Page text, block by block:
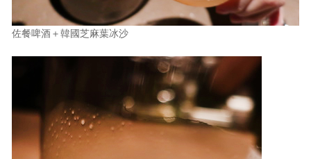
佐餐啤酒＋韓國芝麻葉冰沙